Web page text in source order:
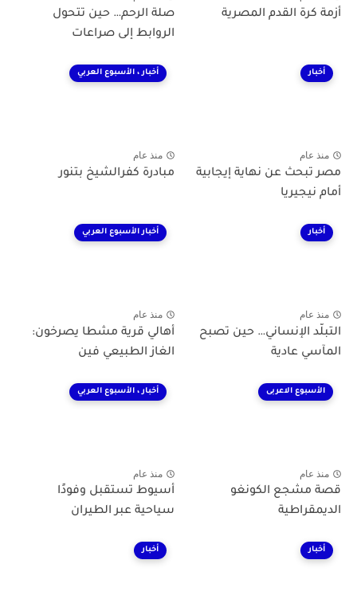
أزمة كرة القدم المصرية
صلة الرحم… حين تتحول
الروابط إلى صراعات
أخبار
منذ عام
مصر تبحث عن نهاية إيجابية
أمام نيجيريا
أخبار ، الأسبوع العربي
منذ عام
مبادرة كفرالشيخ بتنور
أخبار
منذ عام
التبلّد الإنساني… حين تصبح
المآسي عادية
أخبار الأسبوع العربي
منذ عام
أهالي قرية مشطا يصرخون:
الغاز الطبيعي فين
الأسبوع الاعربى
منذ عام
قصة مشجع الكونغو
الديمقراطية
أخبار ، الأسبوع العربي
منذ عام
أسيوط تستقبل وفودًا
سياحية عبر الطيران
أخبار أخبار